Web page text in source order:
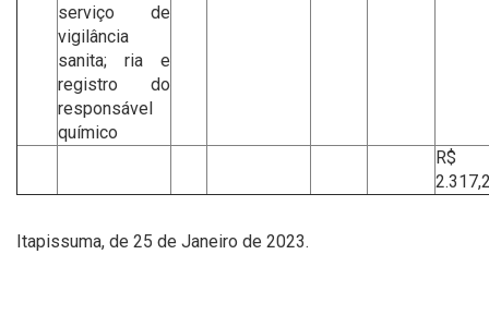
serviço de
vigilância
sanita; ria e
registro do
responsável
químico
R$
Itapissuma, de 25 de Janeiro de 2023.